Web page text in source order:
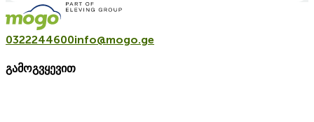
0322244600info@mogo.ge
გამოგვყევით